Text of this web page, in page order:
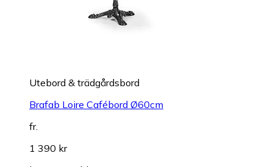
Utebord & trädgårdsbord
Brafab Loire Cafébord Ø60cm
fr.
1 390 kr